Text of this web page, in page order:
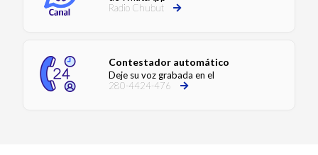
Radio Chubut
Contestador automático
Deje su voz grabada en el
280-4424-476